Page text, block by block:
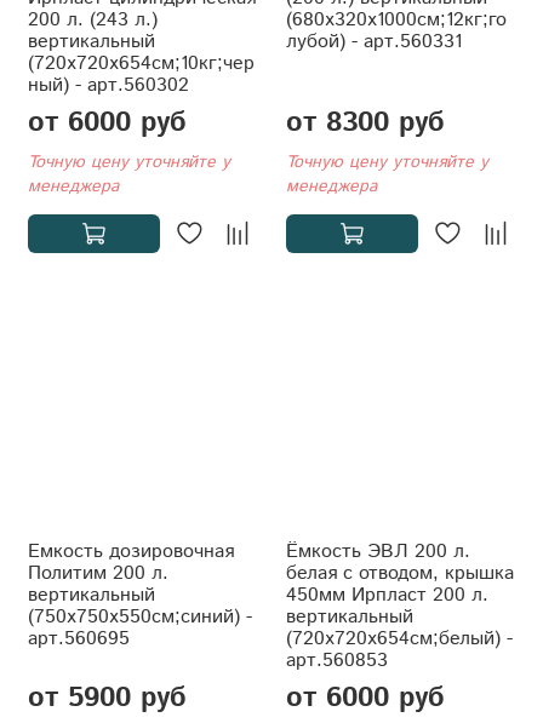
200 л. (243 л.)
вертикальный
(720x720x654см;10кг;чер
ный) - арт.560302
от 6000 руб
Точную цену уточняйте у
менеджера
(680x320x1000см;12кг;го
лубой) - арт.560331
от 8300 руб
Точную цену уточняйте у
менеджера
Емкость дозировочная
Политим 200 л.
вертикальный
(750x750x550см;синий) -
арт.560695
от 5900 руб
Ёмкость ЭВЛ 200 л.
белая с отводом, крышка
450мм Ирпласт 200 л.
вертикальный
(720x720x654см;белый) -
арт.560853
от 6000 руб